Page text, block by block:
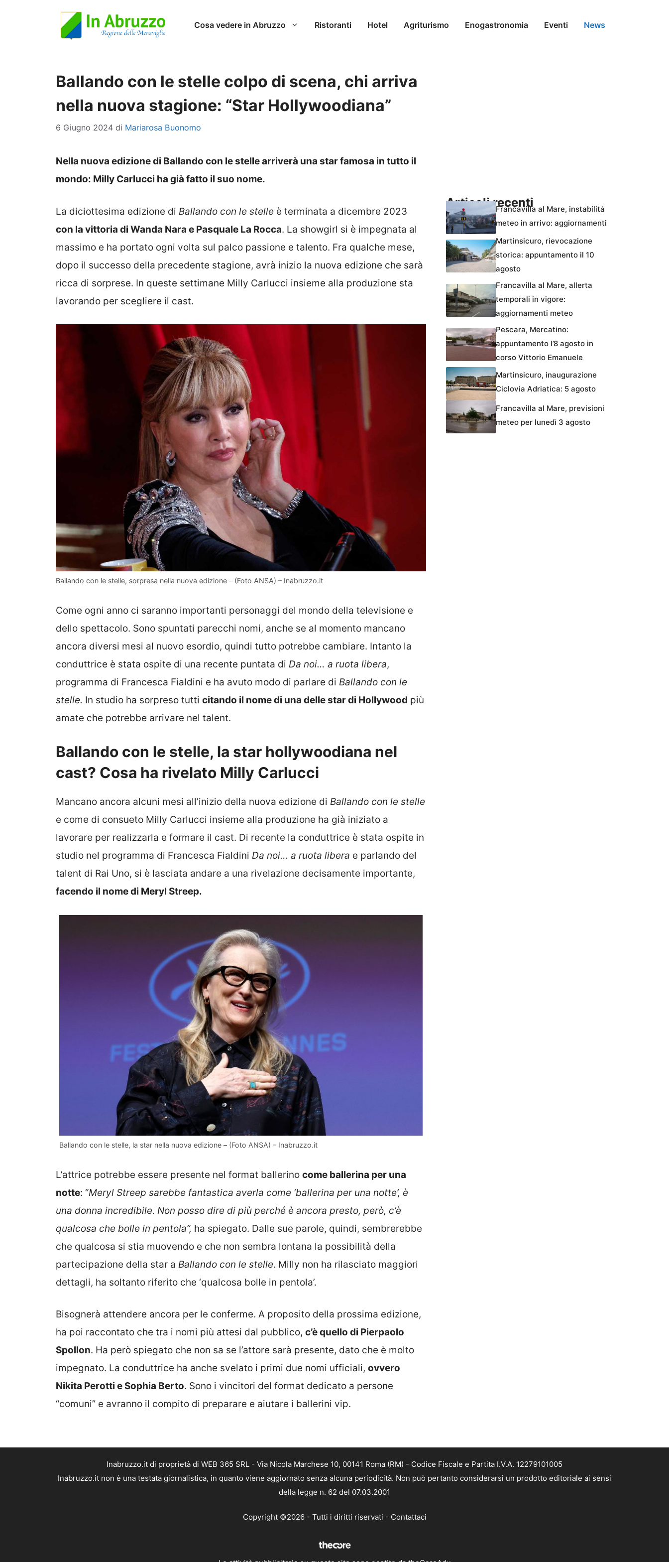
Cosa vedere in Abruzzo Ristoranti Hotel Agriturismo Enogastronomia Eventi News
Ballando con le stelle colpo di scena, chi arriva
nella nuova stagione: “Star Hollywoodiana”
6 Giugno 2024 di Mariarosa Buonomo
Nella nuova edizione di Ballando con le stelle arriverà una star famosa in tutto il
mondo: Milly Carlucci ha già fatto il suo nome.
La diciottesima edizione di Ballando con le stelle è terminata a dicembre 2023
con la vittoria di Wanda Nara e Pasquale La Rocca. La showgirl si è impegnata al
massimo e ha portato ogni volta sul palco passione e talento. Fra qualche mese,
dopo il successo della precedente stagione, avrà inizio la nuova edizione che sarà
ricca di sorprese. In queste settimane Milly Carlucci insieme alla produzione sta
lavorando per scegliere il cast.
Ballando con le stelle, sorpresa nella nuova edizione – (Foto ANSA) – Inabruzzo.it
Come ogni anno ci saranno importanti personaggi del mondo della televisione e
dello spettacolo. Sono spuntati parecchi nomi, anche se al momento mancano
ancora diversi mesi al nuovo esordio, quindi tutto potrebbe cambiare. Intanto la
conduttrice è stata ospite di una recente puntata di Da noi… a ruota libera,
programma di Francesca Fialdini e ha avuto modo di parlare di Ballando con le
stelle. In studio ha sorpreso tutti citando il nome di una delle star di Hollywood più
amate che potrebbe arrivare nel talent.
Ballando con le stelle, la star hollywoodiana nel
cast? Cosa ha rivelato Milly Carlucci
Mancano ancora alcuni mesi all’inizio della nuova edizione di Ballando con le stelle
e come di consueto Milly Carlucci insieme alla produzione ha già iniziato a
lavorare per realizzarla e formare il cast. Di recente la conduttrice è stata ospite in
studio nel programma di Francesca Fialdini Da noi… a ruota libera e parlando del
talent di Rai Uno, si è lasciata andare a una rivelazione decisamente importante,
facendo il nome di Meryl Streep.
Ballando con le stelle, la star nella nuova edizione – (Foto ANSA) – Inabruzzo.it
L’attrice potrebbe essere presente nel format ballerino come ballerina per una
notte: “Meryl Streep sarebbe fantastica averla come ‘ballerina per una notte’, è
una donna incredibile. Non posso dire di più perché è ancora presto, però, c’è
qualcosa che bolle in pentola”, ha spiegato. Dalle sue parole, quindi, sembrerebbe
che qualcosa si stia muovendo e che non sembra lontana la possibilità della
partecipazione della star a Ballando con le stelle. Milly non ha rilasciato maggiori
dettagli, ha soltanto riferito che ‘qualcosa bolle in pentola’.
Bisognerà attendere ancora per le conferme. A proposito della prossima edizione,
ha poi raccontato che tra i nomi più attesi dal pubblico, c’è quello di Pierpaolo
Spollon. Ha però spiegato che non sa se l’attore sarà presente, dato che è molto
impegnato. La conduttrice ha anche svelato i primi due nomi ufficiali, ovvero
Nikita Perotti e Sophia Berto. Sono i vincitori del format dedicato a persone
“comuni” e avranno il compito di preparare e aiutare i ballerini vip.
Articoli recentiFrancavilla al Mare, instabilità
meteo in arrivo: aggiornamenti
Martinsicuro, rievocazione
storica: appuntamento il 10
agosto
Francavilla al Mare, allerta
temporali in vigore:
aggiornamenti meteo
Pescara, Mercatino:
appuntamento l’8 agosto in
corso Vittorio Emanuele
Martinsicuro, inaugurazione
Ciclovia Adriatica: 5 agosto
Francavilla al Mare, previsioni
meteo per lunedì 3 agosto
Inabruzzo.it di proprietà di WEB 365 SRL - Via Nicola Marchese 10, 00141 Roma (RM) - Codice Fiscale e Partita I.V.A. 12279101005
Inabruzzo.it non è una testata giornalistica, in quanto viene aggiornato senza alcuna periodicità. Non può pertanto considerarsi un prodotto editoriale ai sensi
della legge n. 62 del 07.03.2001
Copyright ©2026 - Tutti i diritti riservati - Contattaci